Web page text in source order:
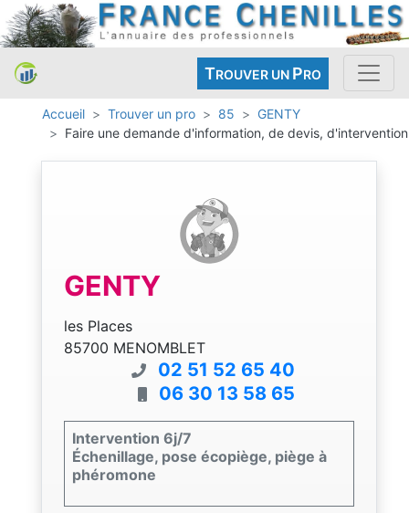
TROUVER UN PRO
Accueil Trouver un pro 85
GENTY
Faire une demande d'information, de devis, d'intervention
GENTY
les Places
85700 MENOMBLET
02 51 52 65 40
06 30 13 58 65
Intervention 6j/7
Échenillage, pose écopiège, piège à
phéromone